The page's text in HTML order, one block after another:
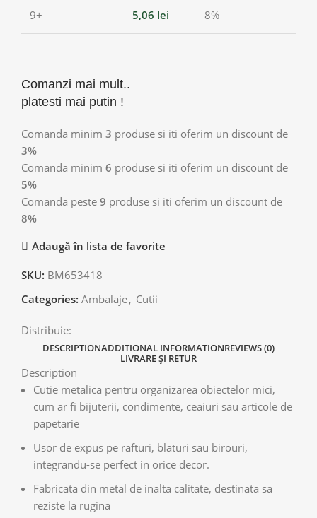
9+ 5,06 lei 8%
Comanzi mai mult..
platesti mai putin !
Comanda minim 3 produse si iti oferim un discount de
3%
Comanda minim 6 produse si iti oferim un discount de
5%
Comanda peste 9 produse si iti oferim un discount de
8%
Adaugă în lista de favorite
SKU: BM653418
Categories: Ambalaje, Cutii
Distribuie:
DESCRIPTIONADDITIONAL INFORMATIONREVIEWS (0)
LIVRARE ȘI RETUR
Description
Cutie metalica pentru organizarea obiectelor mici,
cum ar fi bijuterii, condimente, ceaiuri sau articole de
papetarie
Usor de expus pe rafturi, blaturi sau birouri,
integrandu-se perfect in orice decor.
Fabricata din metal de inalta calitate, destinata sa
reziste la rugina